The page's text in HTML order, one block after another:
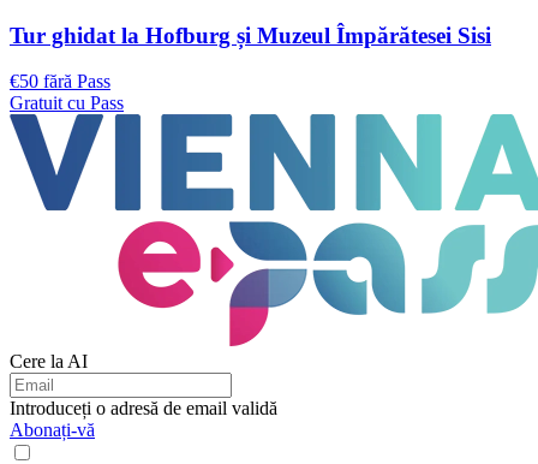
Tur ghidat la Hofburg și Muzeul Împărătesei Sisi
€50 fără Pass
Gratuit cu Pass
Cere la AI
Introduceți o adresă de email validă
Abonați-vă